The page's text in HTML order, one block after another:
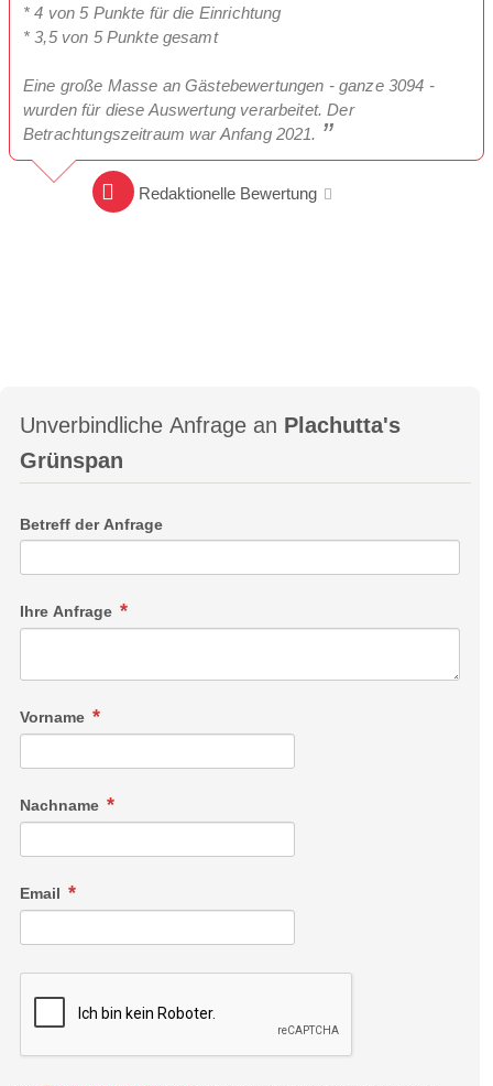
* 4 von 5 Punkte für die Einrichtung
* 3,5 von 5 Punkte gesamt
Eine große Masse an Gästebewertungen - ganze 3094 -
wurden für diese Auswertung verarbeitet. Der
Betrachtungszeitraum war Anfang 2021.
Redaktionelle Bewertung
Unverbindliche Anfrage an Plachutta's
Grünspan
Betreff der Anfrage
Ihre Anfrage
Vorname
Nachname
Email